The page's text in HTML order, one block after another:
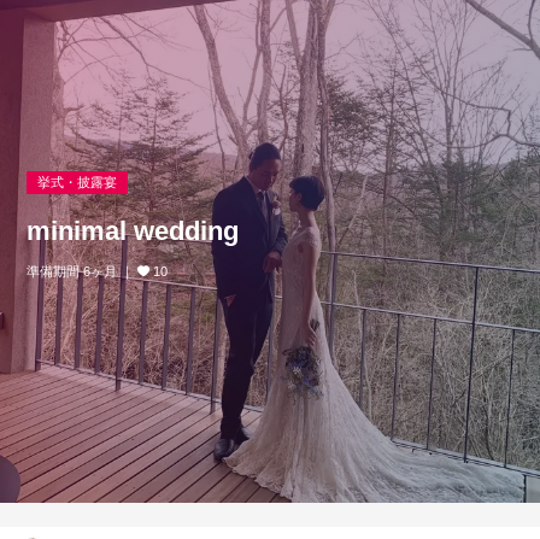
挙式・披露宴
minimal wedding
準備期間 6ヶ月 10